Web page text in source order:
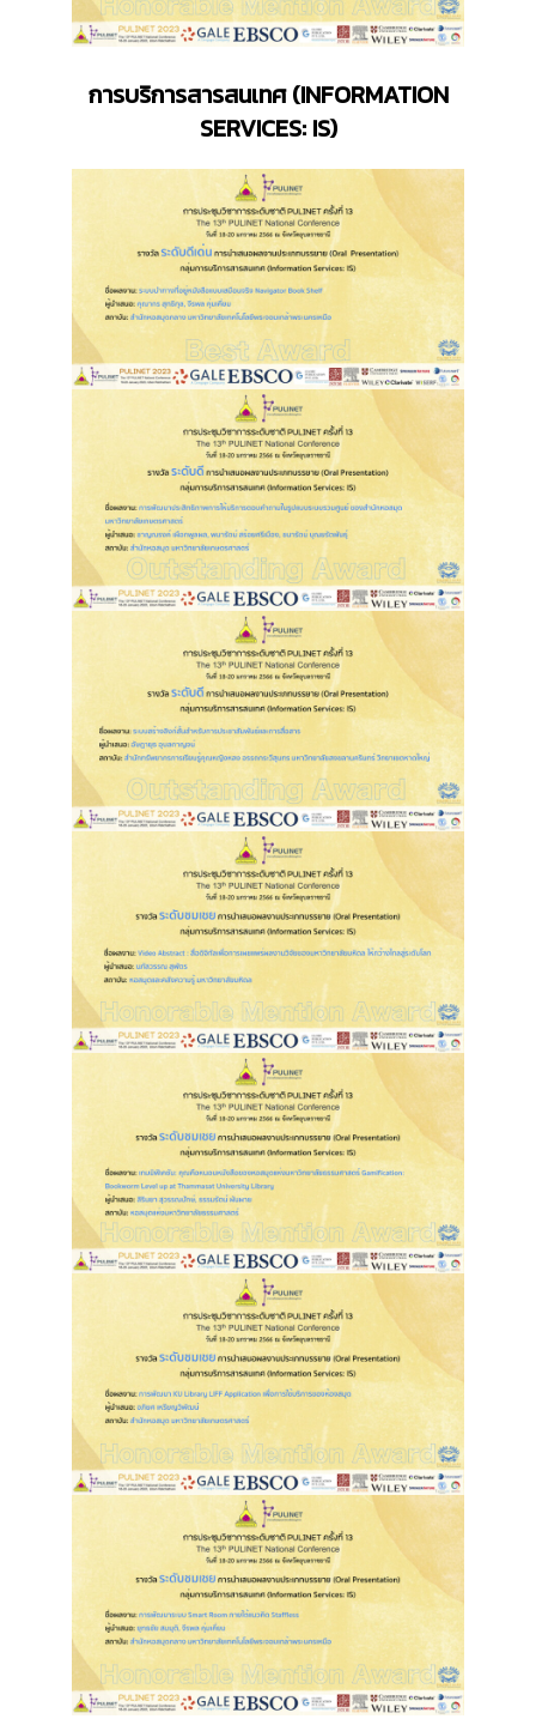
การบริการสารสนเทศ(INFORMATION
SERVICES: IS)